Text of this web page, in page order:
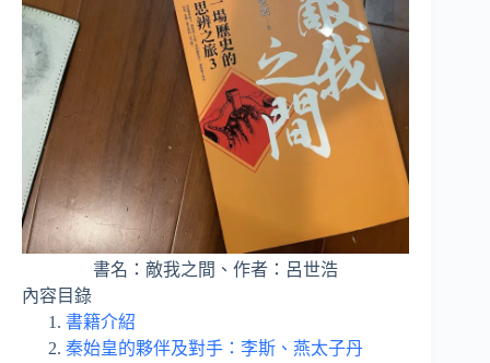
書名：敵我之間、作者：呂世浩
內容目錄
書籍介紹
秦始皇的夥伴及對手：李斯、燕太子丹